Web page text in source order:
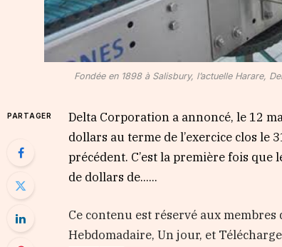
Fondée en 1898 à Salisbury, l’actuelle Harare,
PARTAGER
Delta Corporation a annoncé, le 12
dollars au terme de l’exercice clos le
précédent. C’est la première fois
de dollars de…...
Ce contenu est réservé aux
Hebdomadaire, Un jour, et